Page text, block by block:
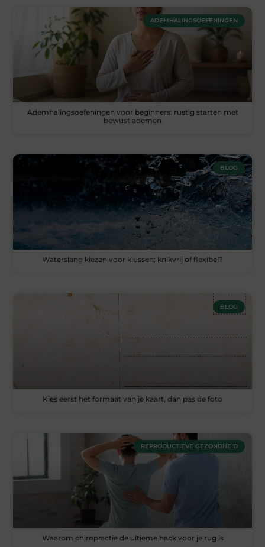
ADEMHALINGSOEFENINGEN
Ademhalingsoefeningen voor beginners: rustig starten met
bewust ademen
BLOG
Waterslang kiezen voor klussen: knikvrij of flexibel?
BLOG
Kies eerst het formaat van je kaart, dan pas de foto
REPRODUCTIEVE GEZONDHEID
Waarom chiropractie de ultieme hack voor je rug is